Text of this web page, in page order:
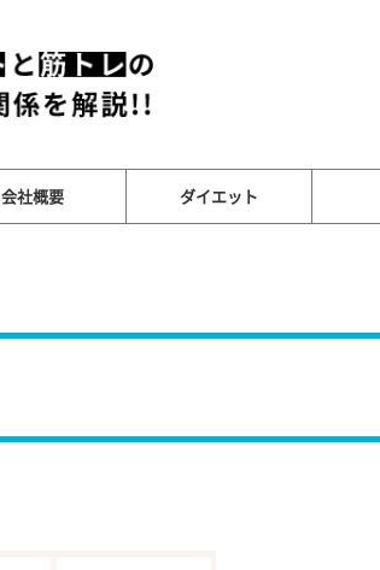
会社概要 ダイエット